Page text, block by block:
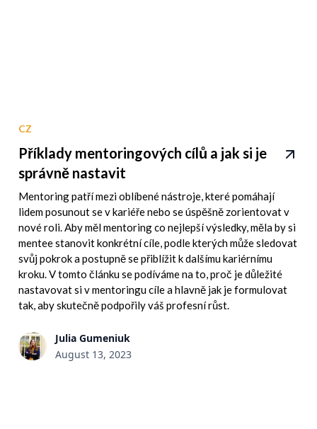
CZ
Příklady mentoringových cílů a jak si je
správně nastavit
Mentoring patří mezi oblíbené nástroje, které pomáhají
lidem posunout se v kariéře nebo se úspěšně zorientovat v
nové roli. Aby měl mentoring co nejlepší výsledky, měla by si
mentee stanovit konkrétní cíle, podle kterých může sledovat
svůj pokrok a postupně se přiblížit k dalšímu kariérnímu
kroku. V tomto článku se podíváme na to, proč je důležité
nastavovat si v mentoringu cíle a hlavně jak je formulovat
tak, aby skutečně podpořily váš profesní růst.
Julia Gumeniuk
August 13, 2023